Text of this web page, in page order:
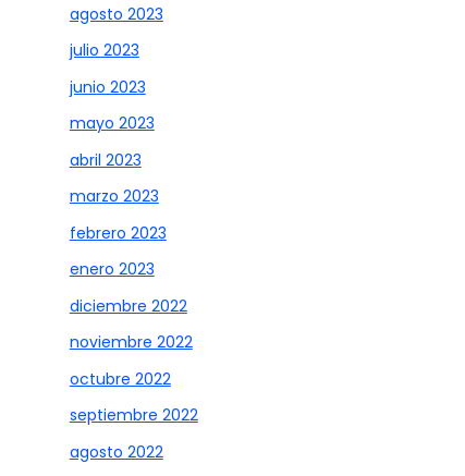
agosto 2023
julio 2023
junio 2023
mayo 2023
abril 2023
marzo 2023
febrero 2023
enero 2023
diciembre 2022
noviembre 2022
octubre 2022
septiembre 2022
agosto 2022